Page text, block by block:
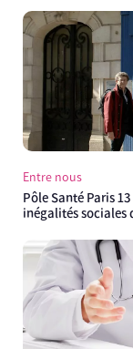
Entre nous
Pôle Santé Paris
inégalités sociales